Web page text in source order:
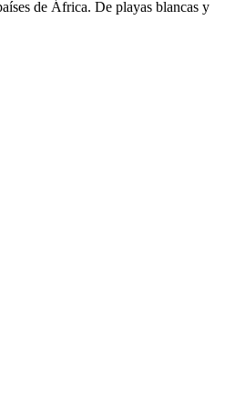
de África. De playas blancas y